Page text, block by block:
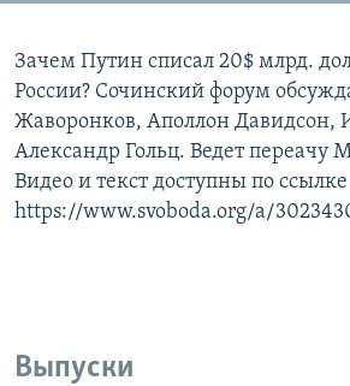
Зачем Путин списал 20$ млрд.
России? Сочинский форум
Жаворонков, Аполлон Давидсон,
Александр Гольц. Ведет переачу
Видео и текст доступны по ссылке
https://www.svoboda.org/a/
Выпуски